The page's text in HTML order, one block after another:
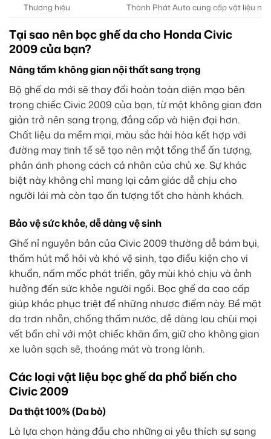
Thương hiệu Thành Phát Auto cung cấp vật liệu
Tại sao nên bọc ghế da cho Honda Civic
2009 của bạn?
Nâng tầm không gian nội thất sang trọng
Bộ ghế da mới sẽ thay đổi hoàn toàn diện mạo bên
trong chiếc Civic 2009 của bạn, từ một không gian đơn
giản trở nên sang trọng, đẳng cấp và hiện đại hơn.
Chất liệu da mềm mại, màu sắc hài hòa kết hợp với
đường may tinh tế sẽ tạo nên một tổng thể ấn tượng,
phản ánh phong cách cá nhân của chủ xe. Sự khác
biệt này không chỉ mang lại cảm giác dễ chịu cho
người lái mà còn tạo ấn tượng tốt cho hành khách.
Bảo vệ sức khỏe, dễ dàng vệ sinh
Ghế nỉ nguyên bản của Civic 2009 thường dễ bám bụi,
thấm hút mồ hôi và khó vệ sinh, tạo điều kiện cho vi
khuẩn, nấm mốc phát triển, gây mùi khó chịu và ảnh
hưởng đến sức khỏe người ngồi. Bọc ghế da cao cấp
giúp khắc phục triệt để những nhược điểm này. Bề mặt
da trơn nhẵn, chống thấm nước, dễ dàng lau chùi mọi
vết bẩn chỉ với một chiếc khăn ẩm, giữ cho không gian
xe luôn sạch sẽ, thoáng mát và trong lành.
Các loại vật liệu bọc ghế da phổ biến cho
Civic 2009
Da thật 100% (Da bò)
Là lựa chọn hàng đầu cho những ai yêu thích sự sang